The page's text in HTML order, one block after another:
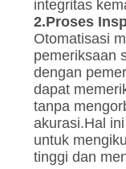
integritas
2.Proses
Otomatisasi
pemeriksaan
dengan
dapat
tanpa
akurasi.Hal
untuk
tinggi dan